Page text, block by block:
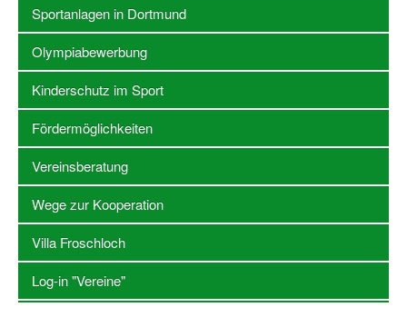
Stellenangebote SSB Dortmund
Vereine
Vereinssuche
Übungsleiterbörse
Sportanlagen in Dortmund
Olympiabewerbung
Kinderschutz im Sport
Fördermöglichkeiten
Sportanlagen in Dortmund
Olympiabewerbung
Kinderschutz im Sport
Fördermöglichkeiten
Vereinsberatung
Wege zur Kooperation
Villa Froschloch
Log-in "Vereine"